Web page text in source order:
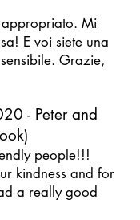
Mi
E voi siete una
Grazie,
- Peter and
people!!!
kindness and for
a really good